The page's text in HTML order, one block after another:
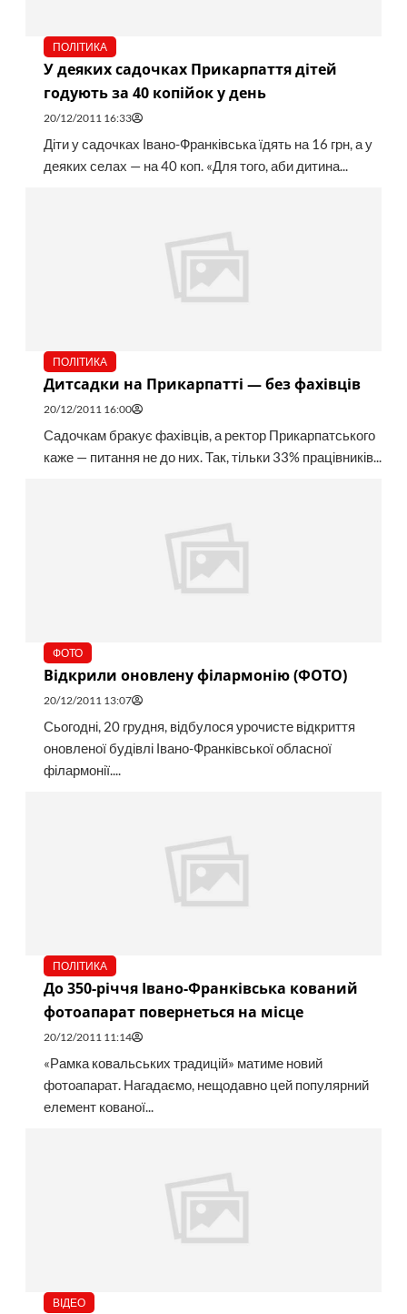
ПОЛІТИКА
У деяких садочках Прикарпаття дітей
годують за 40 копійок у день
20/12/2011 16:33
Діти у садочках Івано-Франківська їдять на 16 грн, а у
деяких селах — на 40 коп. «Для того, аби дитина...
ПОЛІТИКА
Дитсадки на Прикарпатті — без фахівців
20/12/2011 16:00
Садочкам бракує фахівців, а ректор Прикарпатського
каже — питання не до них. Так, тільки 33% працівників...
ФОТО
Відкрили оновлену філармонію (ФОТО)
20/12/2011 13:07
Сьогодні, 20 грудня, відбулося урочисте відкриття
оновленої будівлі Івано-Франківської обласної
філармонії....
ПОЛІТИКА
До 350-річчя Івано-Франківська кований
фотоапарат повернеться на місце
20/12/2011 11:14
«Рамка ковальських традицій» матиме новий
фотоапарат. Нагадаємо, нещодавно цей популярний
елемент кованої...
ВІДЕО